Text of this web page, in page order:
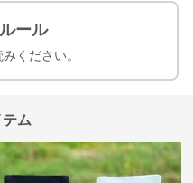
ール
ください。
ム